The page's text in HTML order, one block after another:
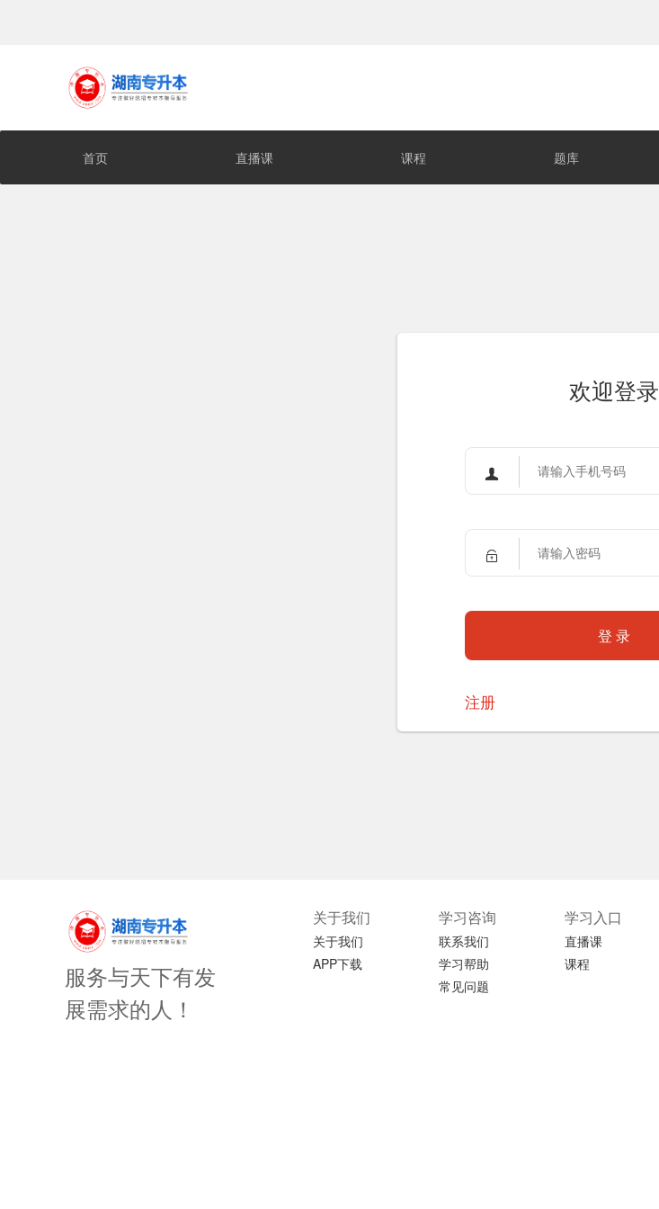
首页 直播课 课程 题库
欢迎登录
登 录
注册
服务与天下有发
展需求的人！
关于我们
关于我们
APP下载
学习咨询
联系我们
学习帮助
常见问题
学习入口
直播课
课程